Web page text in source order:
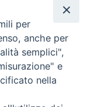
VITA CONSACRATA
Mons. Faloci 3 - 06034
per
anche per
semplici",
e
nella